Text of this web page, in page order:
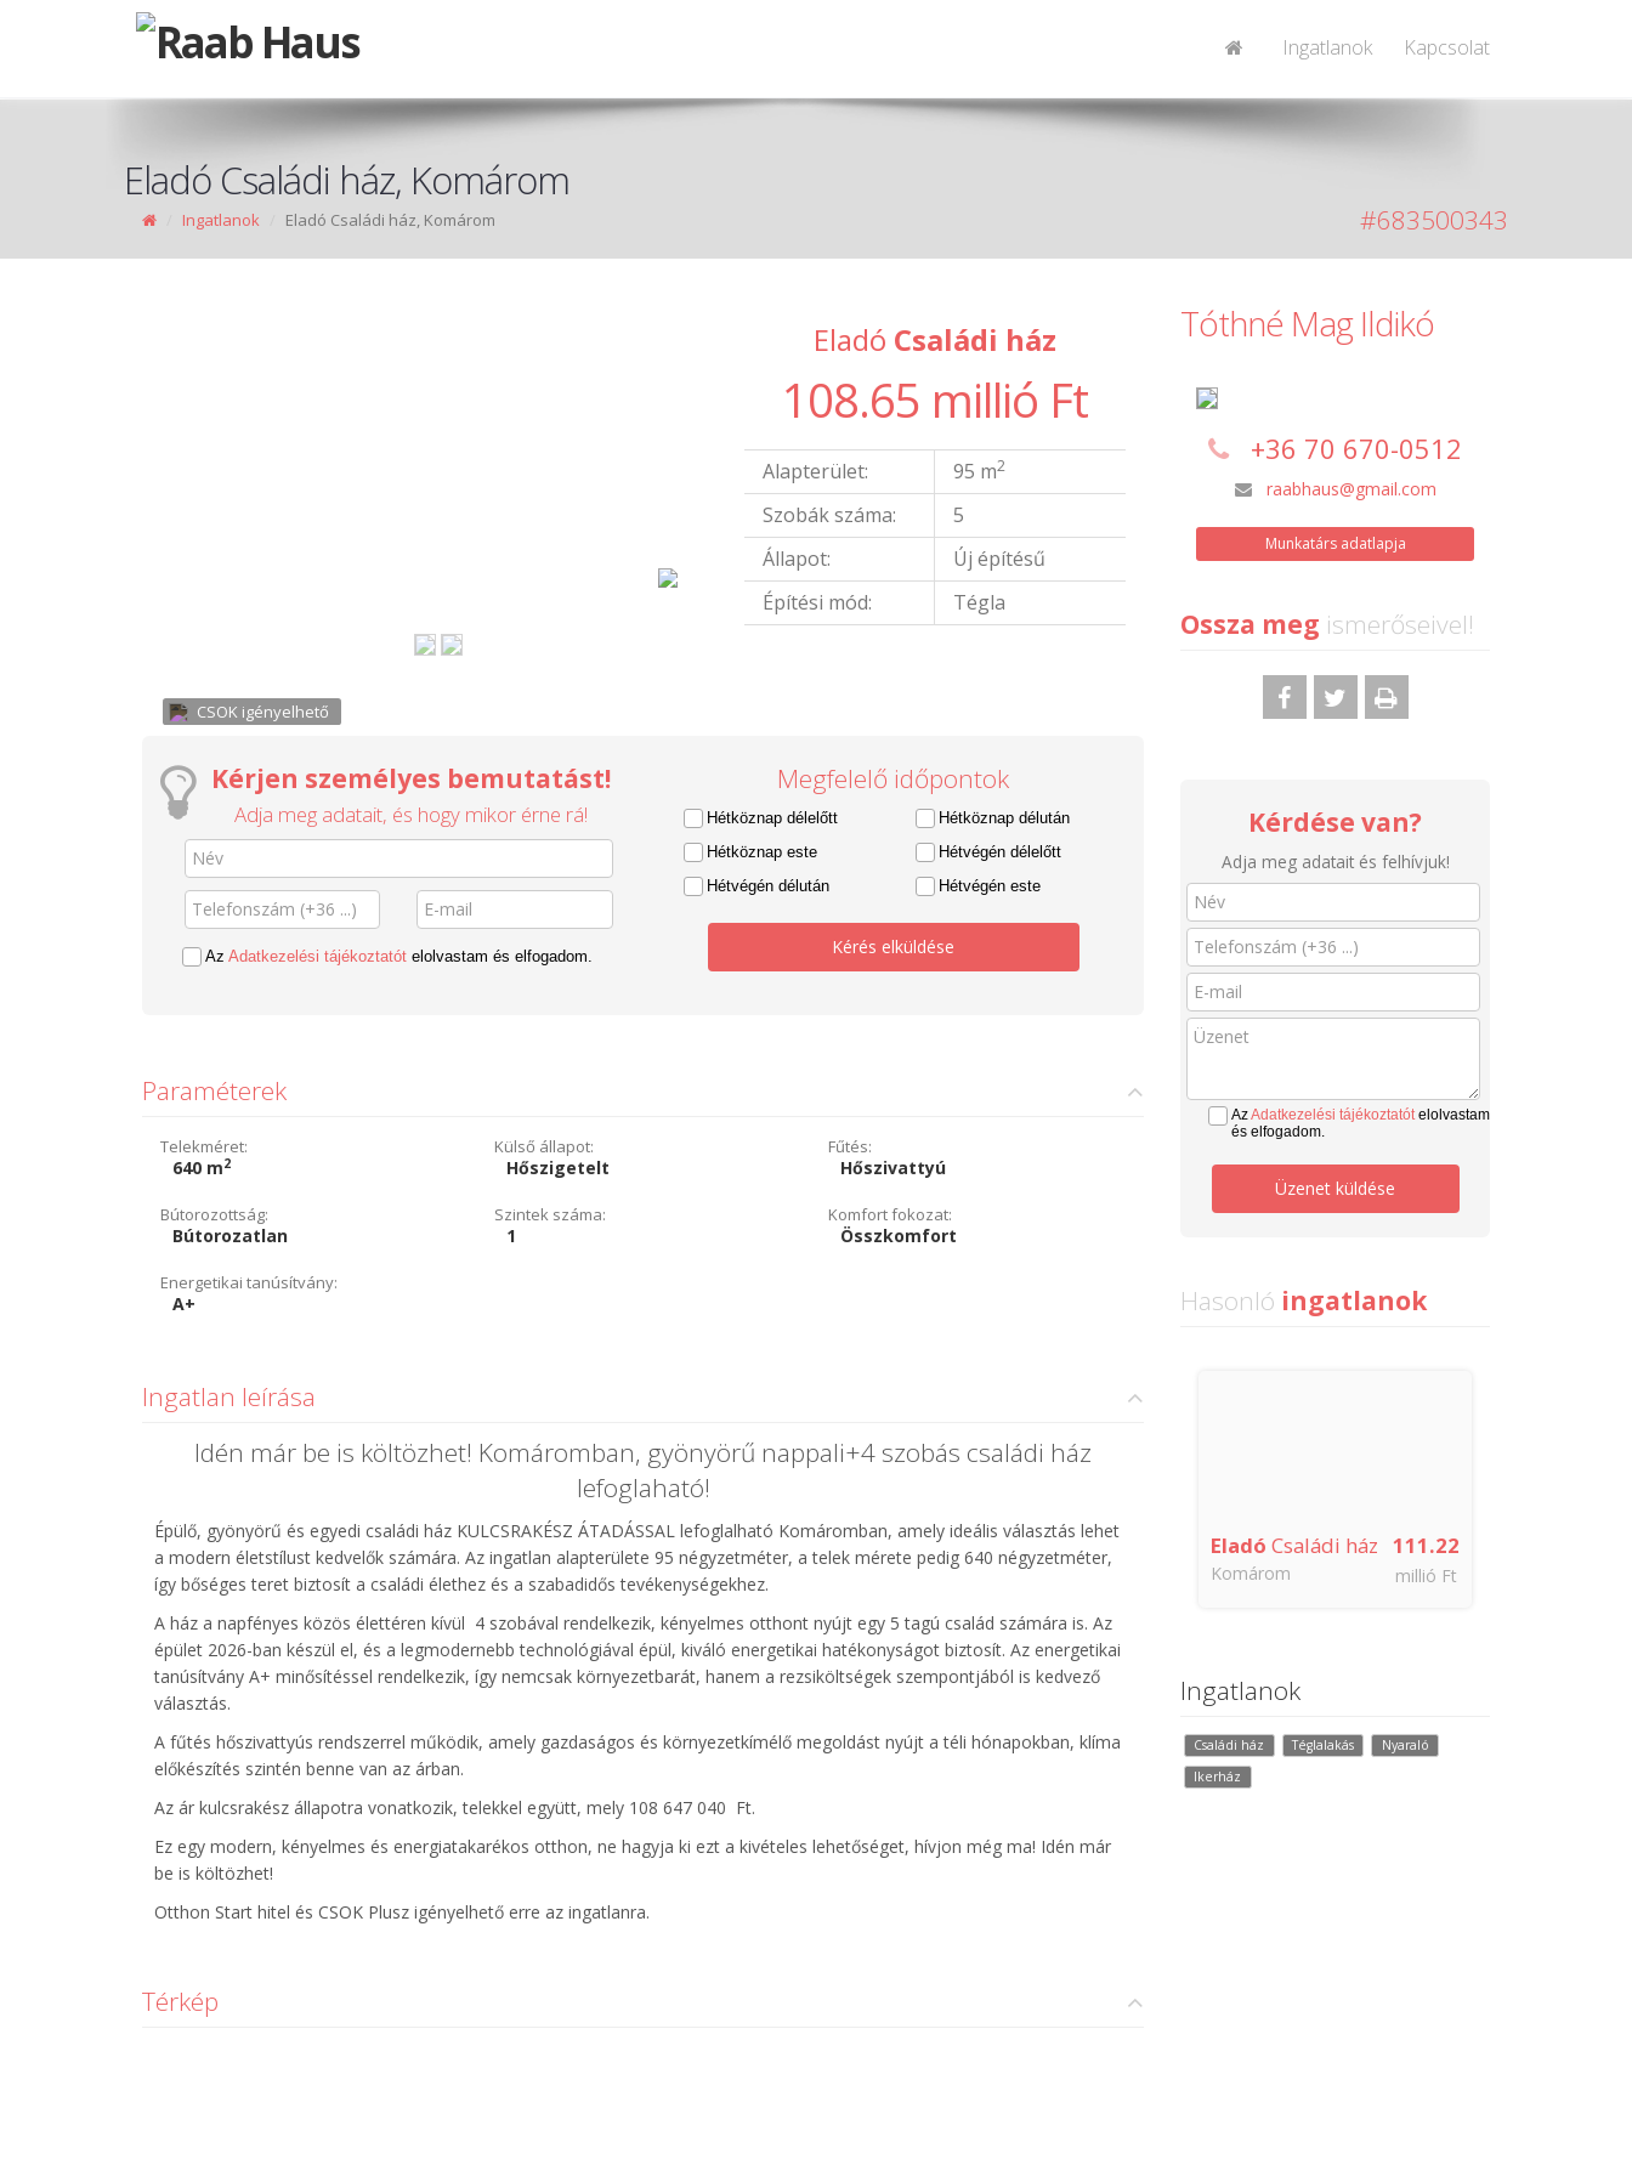
Ingatlanok Kapcsolat
Eladó Családi ház, Komárom
Ingatlanok Eladó Családi ház, Komárom #683500343
Eladó Családi ház
108.65 millió Ft
Alapterület: 95 m2
Szobák száma:
5
Állapot:
Új építésű
Építési mód:
Tégla
CSOK igényelhető
Kérjen személyes bemutatást!
Adja meg adatait, és hogy mikor érne rá!
Az Adatkezelési tájékoztatót elolvastam és elfogadom.
Megfelelő időpontok
Hétköznap délelőtt
Hétköznap délután
Hétköznap este
Hétvégén délelőtt
Hétvégén délután
Hétvégén este
Kérés elküldése
Paraméterek
Telekméret:
640 m2
Külső állapot:
Hőszigetelt
Fűtés:
Hőszivattyú
Bútorozottság:
Bútorozatlan
Szintek száma:
1
Komfort fokozat:
Összkomfort
Energetikai tanúsítvány:
A+
Ingatlan leírása
Idén már be is költözhet! Komáromban, gyönyörű nappali+4 szobás családi ház
lefoglaható!
Épülő, gyönyörű és egyedi családi ház KULCSRAKÉSZ ÁTADÁSSAL lefoglalható Komáromban, amely ideális választás lehet
a modern életstílust kedvelők számára. Az ingatlan alapterülete 95 négyzetméter, a telek mérete pedig 640 négyzetméter,
így bőséges teret biztosít a családi élethez és a szabadidős tevékenységekhez.
A ház a napfényes közös élettéren kívül 4 szobával rendelkezik, kényelmes otthont nyújt egy 5 tagú család számára is. Az
épület 2026-ban készül el, és a legmodernebb technológiával épül, kiváló energetikai hatékonyságot biztosít. Az energetikai
tanúsítvány A+ minősítéssel rendelkezik, így nemcsak környezetbarát, hanem a rezsiköltségek szempontjából is kedvező
választás.
A fűtés hőszivattyús rendszerrel működik, amely gazdaságos és környezetkímélő megoldást nyújt a téli hónapokban, klíma
előkészítés szintén benne van az árban.
Az ár kulcsrakész állapotra vonatkozik, telekkel együtt, mely 108 647 040 Ft.
Ez egy modern, kényelmes és energiatakarékos otthon, ne hagyja ki ezt a kivételes lehetőséget, hívjon még ma! Idén már
be is költözhet!
Otthon Start hitel és CSOK Plusz igényelhető erre az ingatlanra.
Térkép
Tóthné Mag Ildikó
+36 70 670-0512
raabhaus@gmail.com
Munkatárs adatlapja
Ossza meg ismerőseivel!
Kérdése van?
Adja meg adatait és felhívjuk!
AzAdatkezelési tájékoztatótelolvastam
és elfogadom.
Üzenet küldése
Hasonló ingatlanok
111.22
millió Ft
Eladó Családi ház
Komárom
Ingatlanok
Családi ház Téglalakás
Nyaraló
Ikerház